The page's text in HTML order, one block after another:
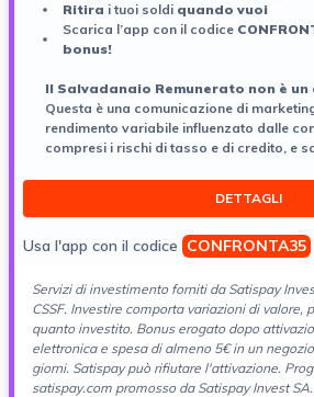
Ritira i tuoi soldi quando vuoi
Scarica l’app con il codice
bonus!
ll Salvadanaio Remunerato non è
Questa è una comunicazione di
rendimento variabile influenzato dalle
compresi i rischi di tasso e di credito, e
DETTAGLI
Usa l'app con il codice CONFRONTA35
Servizi di investimento forniti da Satispay
CSSF. Investire comporta variazioni di valore,
quanto investito. Bonus erogato dopo
elettronica e spesa di almeno 5€ in un
giorni. Satispay può rifiutare l'attivazione.
satispay.com promosso da Satispay Invest